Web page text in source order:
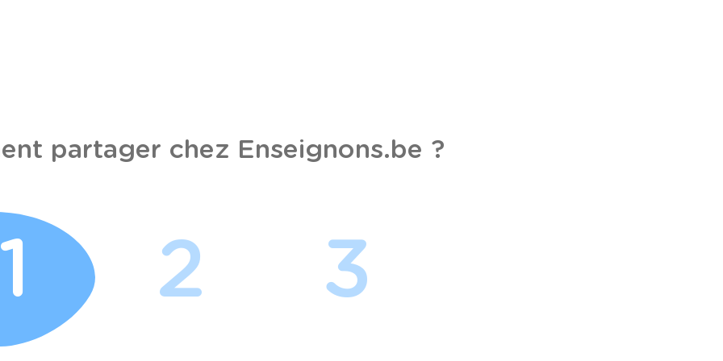
partager chez Enseignons.be ?
1 2 3